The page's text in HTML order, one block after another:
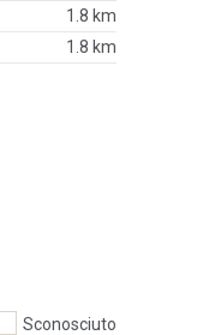
1.8 km
1.8 km
Sconosciuto